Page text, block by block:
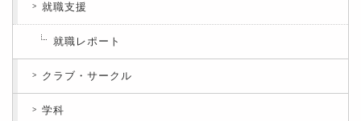
就職支援
就職レポート
クラブ・サークル
学科